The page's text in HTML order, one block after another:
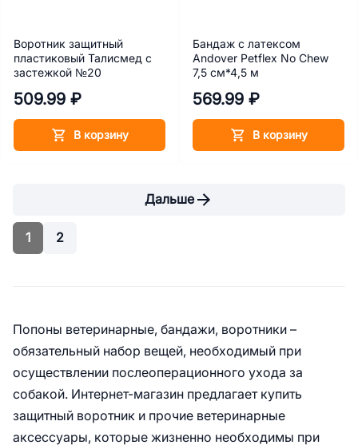
Воротник защитный
пластиковый Талисмед с
застежкой №20
509.99 ₽
В корзину
Бандаж с латексом
Andover Petflex No Chew
7,5 см*4,5 м
569.99 ₽
В корзину
Дальше
1 2
Попоны ветеринарные, бандажи, воротники –
обязательный набор вещей, необходимый при
осуществлении послеоперационного ухода за
собакой. Интернет-магазин предлагает купить
защитный воротник и прочие ветеринарные
аксессуары, которые жизненно необходимы при